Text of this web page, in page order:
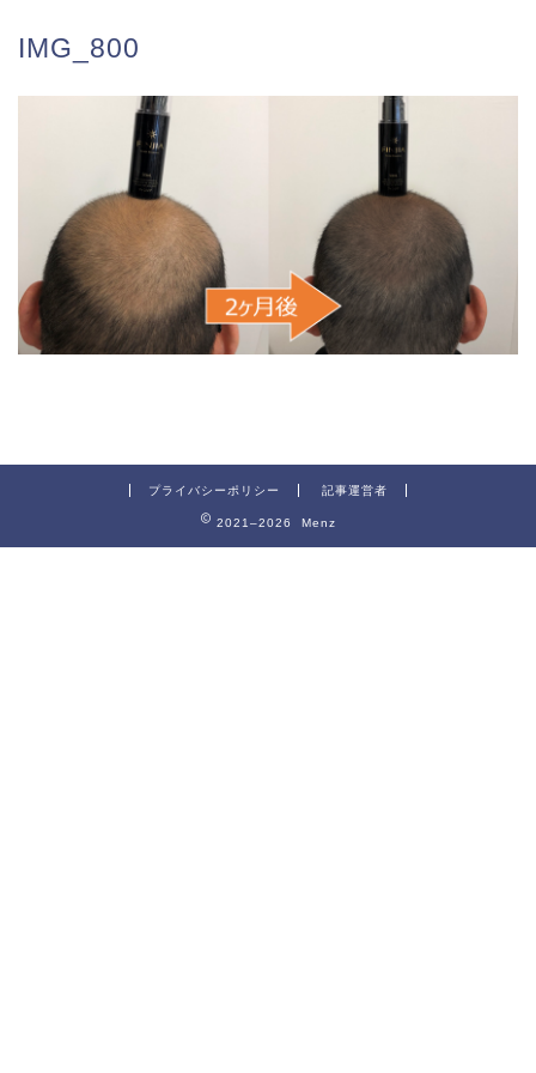
IMG_800
プライバシーポリシー 記事運営者
2021–2026 Menz